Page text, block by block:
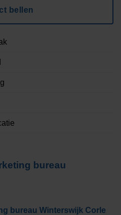
bellen
bureau
bureau Winterswijk Corle